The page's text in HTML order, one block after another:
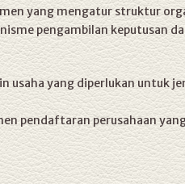
yang mengatur struktur
pengambilan keputusan
usaha yang diperlukan untuk
pendaftaran perusahaan